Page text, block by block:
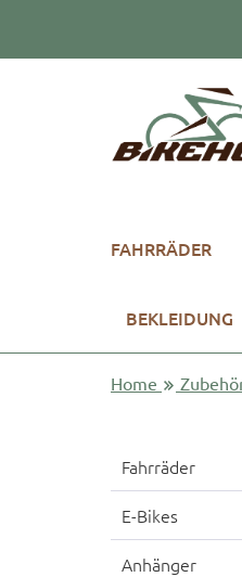
FAHRRÄDER
BEKLEIDUNG
Home
Fahrräder
E-Bikes
Anhänger